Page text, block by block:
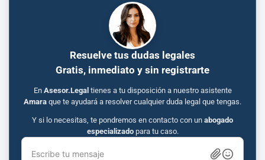
Resuelve tus dudas legales
Gratis, inmediato y sin registrarte
En Asesor.Legal tienes a tu disposición a nuestro asistente
Amara que te ayudará a resolver cualquier duda legal que tengas.
Y si lo necesitas, te pondremos en contacto con un abogado
especializadopara tu caso.
Escribe tu mensaje